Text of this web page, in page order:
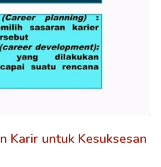
Karir untuk Kesuksesan